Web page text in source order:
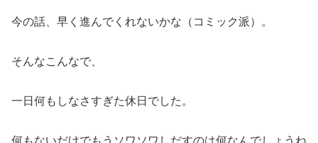
今の話、早く進んでくれないかな（コミック派）。
そんなこんなで、
一日何もしなさすぎた休日でした。